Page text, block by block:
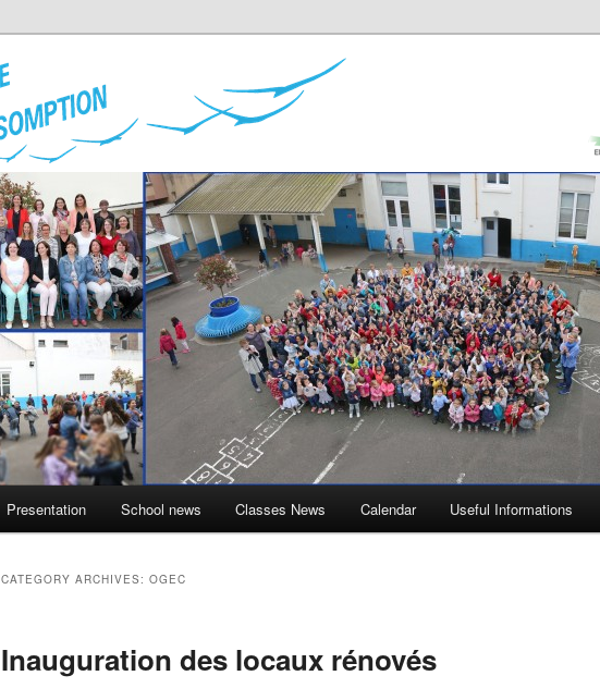
Skip to primary content
Skip to secondary content
Presentation School news Classes News Calendar Useful Informations
CATEGORY ARCHIVES: OGEC
Inauguration des locaux rénovés